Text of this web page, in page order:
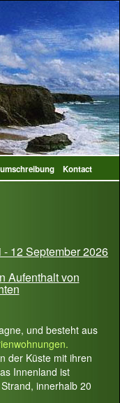
Kontact
12 September 2026
Aufenthalt von
und besteht aus
der Küste mit ihren
Innenland ist
innerhalb 20